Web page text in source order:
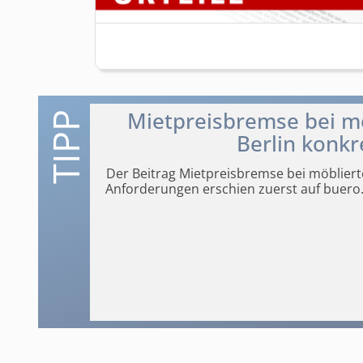
Mietpreisbremse bei
Berlin
Der Beitrag Mietpreisbremse bei
Anforderungen erschien zuerst auf